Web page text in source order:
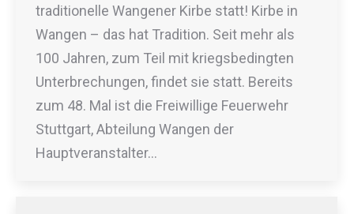
traditionelle Wangener Kirbe statt! Kirbe in
Wangen – das hat Tradition. Seit mehr als
100 Jahren, zum Teil mit kriegsbedingten
Unterbrechungen, findet sie statt. Bereits
zum 48. Mal ist die Freiwillige Feuerwehr
Stuttgart, Abteilung Wangen der
Hauptveranstalter…